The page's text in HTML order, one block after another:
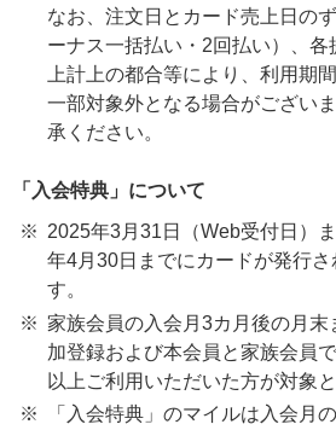
なお、注文日とカード売上日の
ーナス一括払い・2回払い）、
上計上の都合等により、利用期
一部対象外となる場合がござい
承ください。
「入会特典」について
2025年3月31日（Web受付日）
年4月30日までにカードが発行さ
す。
家族会員の入会月3カ月後の月末
加登録および本会員と家族会員
以上ご利用いただいた方が対象と
「入会特典」のマイルは入会月